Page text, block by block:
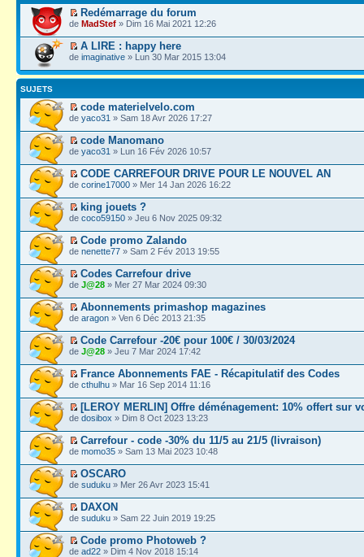
Redémarrage du forum
de MadStef » Dim 16 Mai 2021 12:26
A LIRE : happy here
de imaginative » Lun 30 Mar 2015 13:04
SUJETS
code materielvelo.com
de yaco31 » Sam 18 Avr 2026 17:27
code Manomano
de yaco31 » Lun 16 Fév 2026 10:57
CODE CARREFOUR DRIVE POUR LE NOUVEL AN
de corine17000 » Mer 14 Jan 2026 16:22
king jouets ?
de coco59150 » Jeu 6 Nov 2025 09:32
Code promo Zalando
de nenette77 » Sam 2 Fév 2013 19:55
Codes Carrefour drive
de J@28 » Mer 27 Mar 2024 09:30
Abonnements primashop magazines
de aragon » Ven 6 Déc 2013 21:35
Code Carrefour -20€ pour 100€ / 30/03/2024
de J@28 » Jeu 7 Mar 2024 17:42
France Abonnements FAE - Récapitulatif des Codes
de cthulhu » Mar 16 Sep 2014 11:16
[LEROY MERLIN] Offre déménagement: 10% offert sur
de dosibox » Dim 8 Oct 2023 13:23
Carrefour - code -30% du 11/5 au 21/5 (livraison)
de momo35 » Sam 13 Mai 2023 10:48
OSCARO
de suduku » Mer 26 Avr 2023 15:41
DAXON
de suduku » Sam 22 Juin 2019 19:25
Code promo Photoweb ?
de ad22 » Dim 4 Nov 2018 15:14